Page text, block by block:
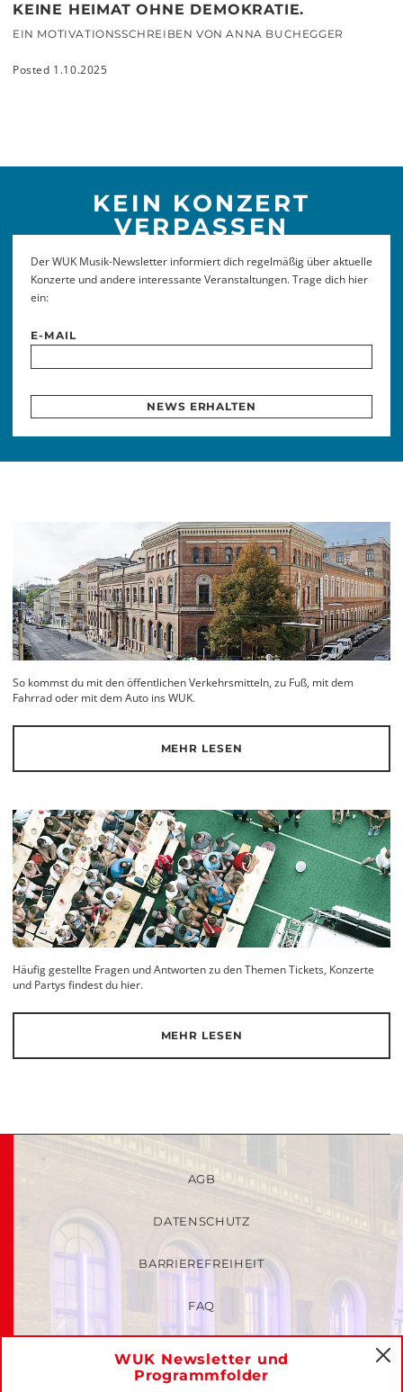
KEINE HEIMAT OHNE DEMOKRATIE.
EIN MOTIVATIONSSCHREIBEN VON ANNA BUCHEGGER
Posted 1.10.2025
KEIN KONZERT
VERPASSEN
Der WUK Musik-Newsletter informiert dich regelmäßig über aktuelle
Konzerte und andere interessante Veranstaltungen. Trage dich hier
ein:
E-MAIL
NEWS ERHALTEN
So kommst du mit den öffentlichen Verkehrsmitteln, zu Fuß, mit dem
Fahrrad oder mit dem Auto ins WUK.
MEHR LESEN
Häufig gestellte Fragen und Antworten zu den Themen Tickets, Konzerte
und Partys findest du hier.
MEHR LESEN
WUK Newsletter und
Programmfolder
AGB
DATENSCHUTZ
BARRIEREFREIHEIT
FAQ